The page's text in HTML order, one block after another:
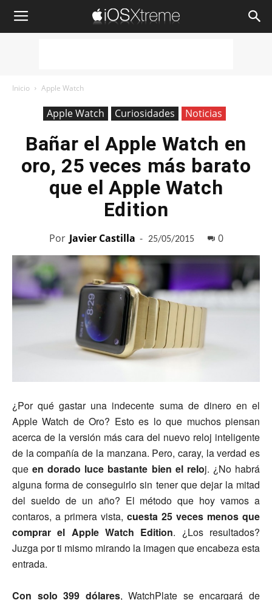
iOSXtreme
Inicio Apple Watch
Apple Watch Curiosidades Noticias
Bañar el Apple Watch en
oro, 25 veces más barato
que el Apple Watch
Edition
Por Javier Castilla - 25/05/2015 0
¿Por qué gastar una indecente suma de dinero en el
Apple Watch de Oro? Esto es lo que muchos piensan
acerca de la versión más cara del nuevo reloj inteligente
de la compañía de la manzana. Pero, caray, la verdad es
queen dorado luce bastante bien el reloj. ¿No habrá
alguna forma de conseguirlo sin tener que dejar la mitad
del sueldo de un año? El método que hoy vamos a
contaros, a primera vista, cuesta 25 veces menos que
comprar el Apple Watch Edition. ¿Los resultados?
Juzga por ti mismo mirando la imagen que encabeza esta
entrada.
Con solo 399 dólares, WatchPlate se encargará de